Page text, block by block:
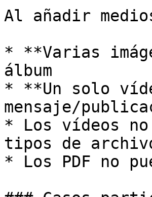
Al añadir
* **Varias
álbum
* **Un solo
mensaje/
* Los vídeos
tipos de
* Los PDF no